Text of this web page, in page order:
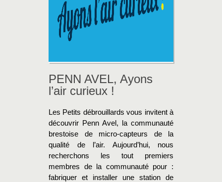
PENN AVEL, Ayons
l’air curieux !
Les Petits débrouillards vous invitent à
découvrir Penn Avel, la communauté
brestoise de micro-capteurs de la
qualité de l’air. Aujourd’hui, nous
recherchons les tout premiers
membres de la communauté pour :
fabriquer et installer une station de